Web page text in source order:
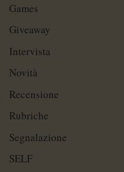
Games
Giveaway
Intervista
Novità
Recensione
Rubriche
Segnalazione
SELF